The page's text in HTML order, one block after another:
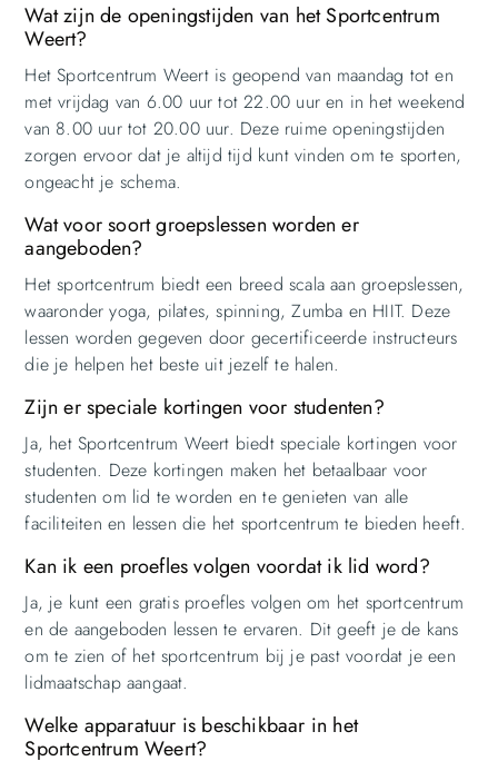
Wat zijn de openingstijden van het Sportcentrum
Weert?
Het Sportcentrum Weert is geopend van maandag tot en
met vrijdag van 6.00 uur tot 22.00 uur en in het weekend
van 8.00 uur tot 20.00 uur. Deze ruime openingstijden
zorgen ervoor dat je altijd tijd kunt vinden om te sporten,
ongeacht je schema.
Wat voor soort groepslessen worden er
aangeboden?
Het sportcentrum biedt een breed scala aan groepslessen,
waaronder yoga, pilates, spinning, Zumba en HIIT. Deze
lessen worden gegeven door gecertificeerde instructeurs
die je helpen het beste uit jezelf te halen.
Zijn er speciale kortingen voor studenten?
Ja, het Sportcentrum Weert biedt speciale kortingen voor
studenten. Deze kortingen maken het betaalbaar voor
studenten om lid te worden en te genieten van alle
faciliteiten en lessen die het sportcentrum te bieden heeft.
Kan ik een proefles volgen voordat ik lid word?
Ja, je kunt een gratis proefles volgen om het sportcentrum
en de aangeboden lessen te ervaren. Dit geeft je de kans
om te zien of het sportcentrum bij je past voordat je een
lidmaatschap aangaat.
Welke apparatuur is beschikbaar in het
Sportcentrum Weert?